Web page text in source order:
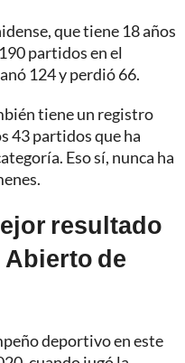
que tiene 18 años
partidos en el
124 y perdió 66.
tiene un registro
43 partidos que ha
Eso sí, nunca ha
resultado
Abierto de
deportivo en este